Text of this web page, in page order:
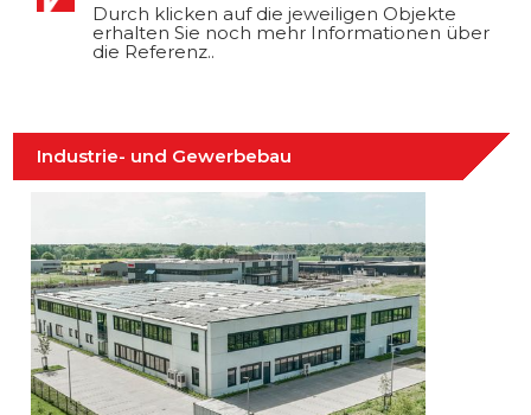
Durch klicken auf die jeweiligen Objekte
erhalten Sie noch mehr Informationen über
die Referenz..
Industrie- und Gewerbebau